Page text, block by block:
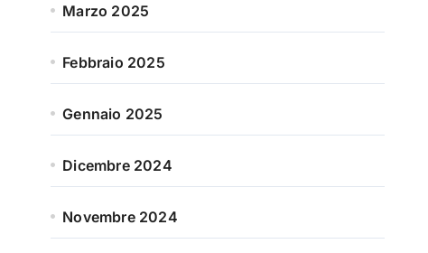
Marzo 2025
Febbraio 2025
Gennaio 2025
Dicembre 2024
Novembre 2024